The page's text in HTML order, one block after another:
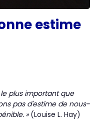
estime
plus important que
pas d'estime de nous-
»(Louise L. Hay)